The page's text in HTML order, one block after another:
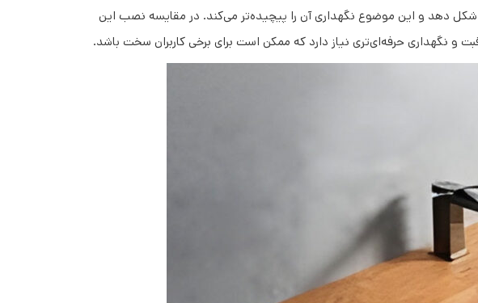
دهد و این موضوع نگهداری آن را پیچیده‌تر می‌کند. در مقایسه نصب این
و نگهداری حرفه‌ای‌تری نیاز دارد که ممکن است برای برخی کاربران سخت باشد.